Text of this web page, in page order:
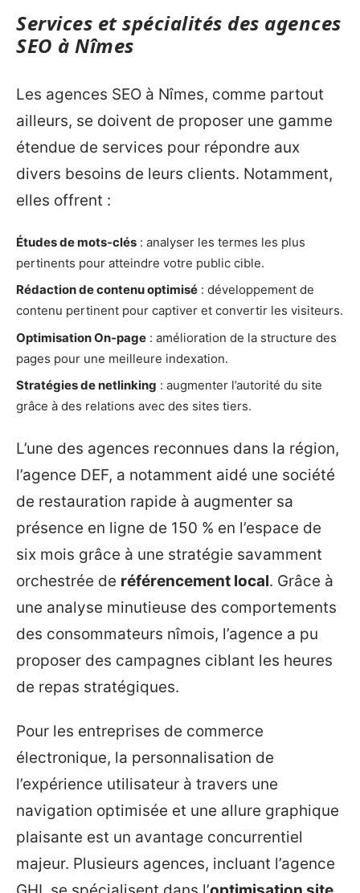
Services et spécialités des agences
SEO à Nîmes
Les agences SEO à Nîmes, comme partout
ailleurs, se doivent de proposer une gamme
étendue de services pour répondre aux
divers besoins de leurs clients. Notamment,
elles offrent :
Études de mots-clés : analyser les termes les plus
pertinents pour atteindre votre public cible.
Rédaction de contenu optimisé : développement de
contenu pertinent pour captiver et convertir les visiteurs.
Optimisation On-page : amélioration de la structure des
pages pour une meilleure indexation.
Stratégies de netlinking : augmenter l’autorité du site
grâce à des relations avec des sites tiers.
L’une des agences reconnues dans la région,
l’agence DEF, a notamment aidé une société
de restauration rapide à augmenter sa
présence en ligne de 150 % en l’espace de
six mois grâce à une stratégie savamment
orchestrée de référencement local. Grâce à
une analyse minutieuse des comportements
des consommateurs nîmois, l’agence a pu
proposer des campagnes ciblant les heures
de repas stratégiques.
Pour les entreprises de commerce
électronique, la personnalisation de
l’expérience utilisateur à travers une
navigation optimisée et une allure graphique
plaisante est un avantage concurrentiel
majeur. Plusieurs agences, incluant l’agence